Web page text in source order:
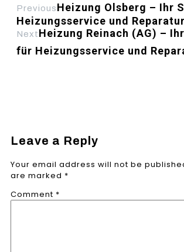
PreviousHeizung Olsberg – Ihr
Heizungsservice und Reparatur
NextHeizung Reinach (AG) –
für Heizungsservice und
Leave a Reply
Your email address will not be
are marked *
Comment *